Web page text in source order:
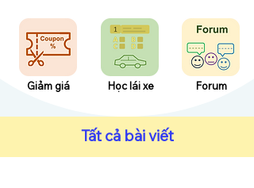
Giảm giá Học lái xe Forum
​Tất cả bài viết